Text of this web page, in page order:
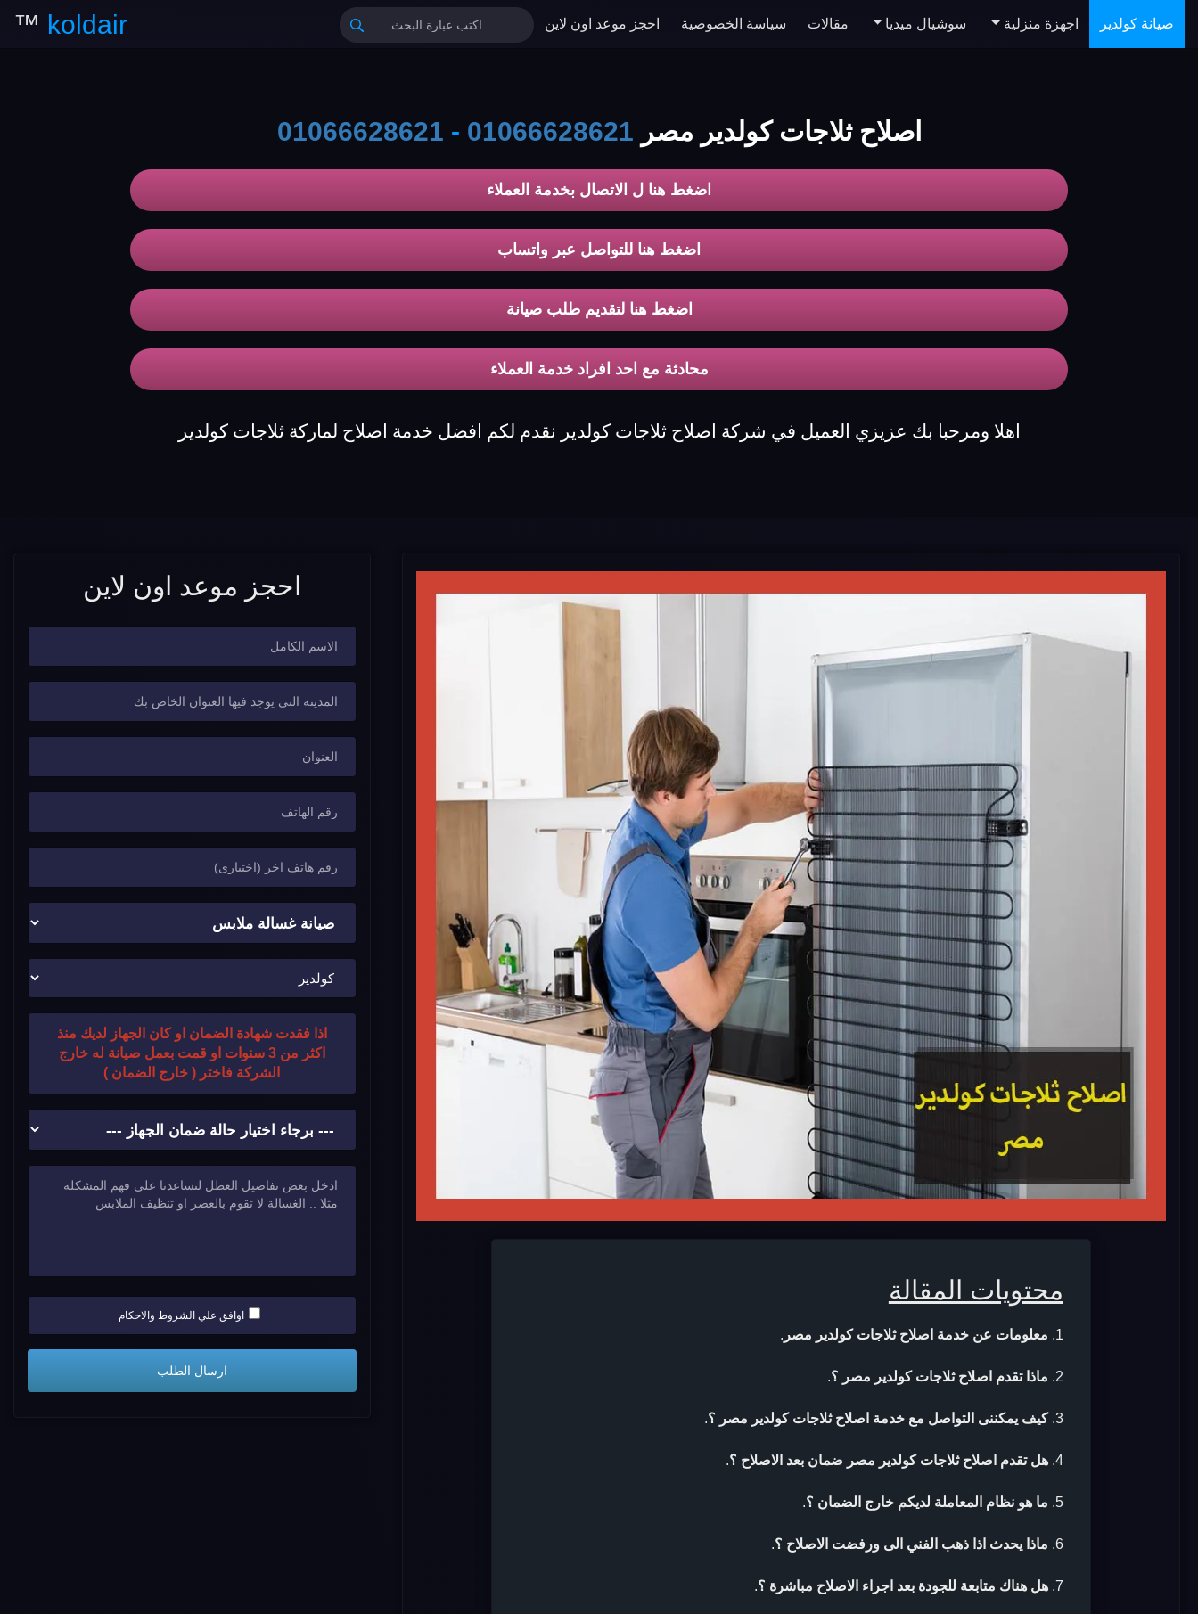
koldair
™ صيانة كولدير اجهزة منزلية سوشيال ميديا مقالات سياسة الخصوصية احجز موعد اون لاين
اصلاح ثلاجات كولدير مصر 01066628621
-
01066628621
اضغط هنا ل الاتصال بخدمة العملاء
اضغط هنا للتواصل عبر واتساب
اضغط هنا لتقديم طلب صيانة
محادثة مع احد افراد خدمة العملاء
اهلا ومرحبا بك عزيزي العميل في شركة اصلاح ثلاجات كولدير نقدم لكم افضل خدمة اصلاح لماركة ثلاجات كولدير
محتويات المقالة
معلومات عن خدمة اصلاح ثلاجات كولدير مصر .
ماذا تقدم اصلاح ثلاجات كولدير مصر ؟.
كيف يمكننى التواصل مع خدمة اصلاح ثلاجات كولدير مصر ؟.
هل تقدم اصلاح ثلاجات كولدير مصر ضمان بعد الاصلاح ؟.
ما هو نظام المعاملة لديكم خارج الضمان ؟.
ماذا يحدث اذا ذهب الفني الى ورفضت الاصلاح ؟.
هل هناك متابعة للجودة بعد اجراء الاصلاح مباشرة ؟.
احجز موعد اون لاين
اذا فقدت شهادة الضمان او كان الجهاز لديك منذ
اكثر من 3 سنوات او قمت بعمل صيانة له خارج
الشركة فاختر ( خارج الضمان )
اوافق علي الشروط والاحكام